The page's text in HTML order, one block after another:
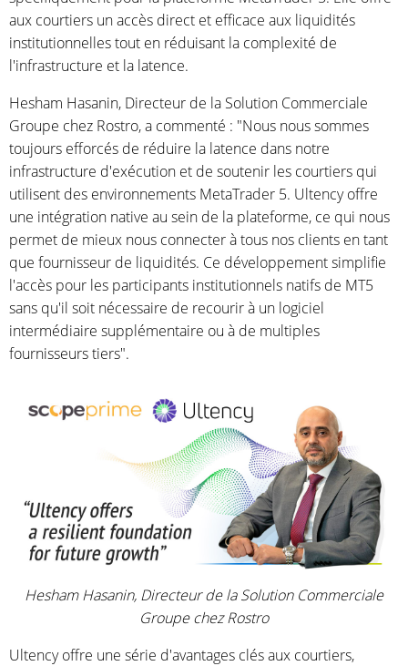
aux courtiers un accès direct et efficace aux liquidités
institutionnelles tout en réduisant la complexité de
l'infrastructure et la latence.
Hesham Hasanin, Directeur de la Solution Commerciale
Groupe chez Rostro, a commenté : "Nous nous sommes
toujours efforcés de réduire la latence dans notre
infrastructure d'exécution et de soutenir les courtiers qui
utilisent des environnements MetaTrader 5. Ultency offre
une intégration native au sein de la plateforme, ce qui nous
permet de mieux nous connecter à tous nos clients en tant
que fournisseur de liquidités. Ce développement simplifie
l'accès pour les participants institutionnels natifs de MT5
sans qu'il soit nécessaire de recourir à un logiciel
intermédiaire supplémentaire ou à de multiples
fournisseurs tiers".
Hesham Hasanin, Directeur de la Solution Commerciale
Groupe chez Rostro
Ultency offre une série d'avantages clés aux courtiers,